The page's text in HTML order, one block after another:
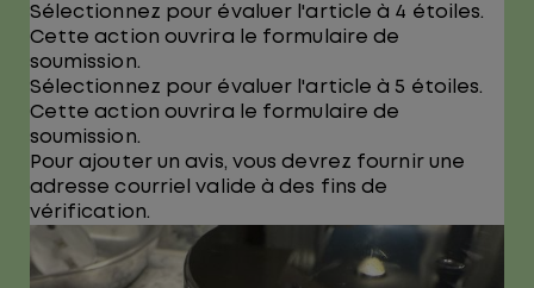
Sélectionnez pour évaluer l'article à 4 étoiles.
Cette action ouvrira le formulaire de
soumission.
Sélectionnez pour évaluer l'article à 5 étoiles.
Cette action ouvrira le formulaire de
soumission.
Pour ajouter un avis, vous devrez fournir une
adresse courriel valide à des fins de
vérification.